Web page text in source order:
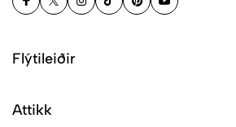
Flýtileiðir
Attikk